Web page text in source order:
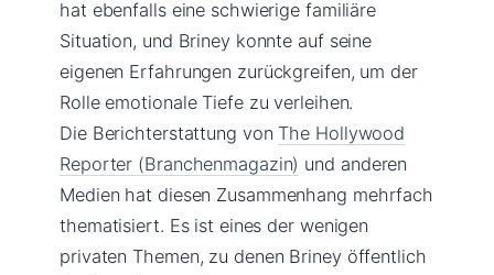
hat ebenfalls eine schwierige familiäre
Situation, und Briney konnte auf seine
eigenen Erfahrungen zurückgreifen, um der
Rolle emotionale Tiefe zu verleihen.
Die Berichterstattung vonThe Hollywood
Reporter (Branchenmagazin) und anderen
Medien hat diesen Zusammenhang mehrfach
thematisiert. Es ist eines der wenigen
privaten Themen, zu denen Briney öffentlich